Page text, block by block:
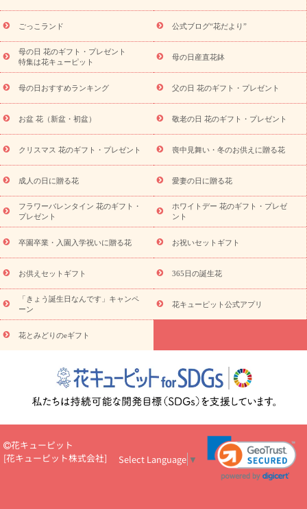
ら探す
お祝いの花特集 当日配達特急便 お祝い商品一覧
念日
結婚祝い 出産祝い 退院祝い・快気祝い
寿祝い
プチギフト ペットのお祝いフラワー
供え・お悔やみ商品一覧
お供え・お悔やみの花
四十九日法要以
降に贈る花
通夜・葬儀に贈る花
お供え お花とセットギフト
お供え プリザーブドフラワー
ペットのお供えフラワー
お盆（新
盆・初盆）
その他 お祝い返し お見舞い
お取り寄せギフト
ビジネス用
ご自宅用 観葉植物 ミディ胡蝶蘭
プリザーブ
ドフラワー
スタイルから探す アレンジメント 花束
スタ
ンド花
お祝い お供え・お悔やみ 胡蝶蘭 胡蝶蘭・花鉢
ディ胡蝶蘭・お祝い
ミディ胡蝶蘭・お供え
世界初の青色胡蝶蘭
観葉植物
観葉植物 産直多肉植物
プリザーブドフラワー
お祝い
お供え・お悔やみ 花とセットギフト
セミオーダー
プチギフト（hanamore -ハナモア-）
花とみどりのeギフト
キューピットのeGfit
カラー ピンク イエローオレンジ
レッ
ド
お花の種類 トルコキキョウ
お祝い お祝い・3000円～ お祝い・4000円～
お祝い・
5000円～
お祝い・7000円～ お祝い・ 10000円～
お供え・お
悔やみ
円～
お供え・お悔やみ・
読み物
いのマナー
定年退職祝いのマナー
お祝いを贈るときのマナー・
花キューピットのお祝いコラム一覧
誕生日のお花を「色
彩心理学」で選ぶ方法
結婚祝いの予算相場
出産祝いお役立ち情
ール
新築引っ越し祝いコラム お祝い花のマナー総まとめ
職
場上司や先輩へ贈るお祝い花の正解は？
開店祝いの花 選び方ガイ
ごっこランド 公式ブログ“花だより”
母の日 花のギフト・プレゼント
特集は花キューピット
母の日産直花鉢
母の日おすすめランキング 父の日 花のギフト・プレゼント
お盆 花（新盆・初盆） 敬老の日 花のギフト・プレゼント
クリスマス 花のギフト・プレゼント 喪中見舞い・冬のお供えに贈る花
成人の日に贈る花 愛妻の日に贈る花
フラワーバレンタイン 花のギフト・
プレゼント
ホワイトデー 花のギフト・プレゼ
ント
卒園卒業・入園入学祝いに贈る花 お祝いセットギフト
お供えセットギフト 365日の誕生花
「きょう誕生日なんです」キャンペ
ーン
花キューピット公式アプリ
花とみどりのeギフト
花キューピット
[花キューピット株式会社] Select Language ▼